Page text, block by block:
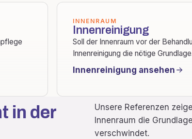
INNENRAUM
Innenreinigung
Soll der Innenraum vor der
Innenreinigung die nötige
Innenreinigung ansehen
in der
Unsere Referenzen
Innenraum die
verschwindet.